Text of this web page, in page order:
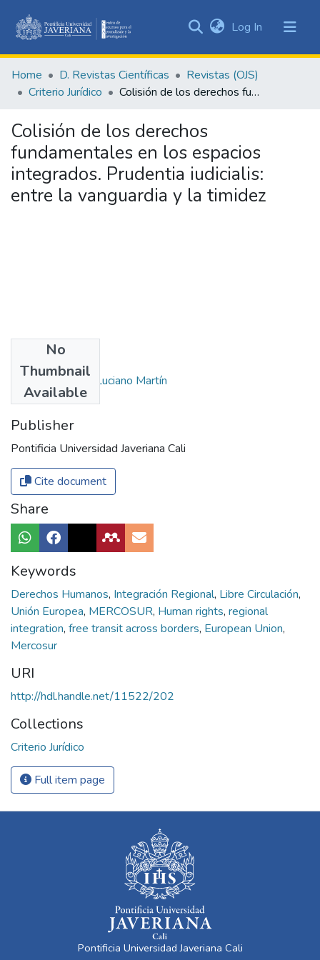
&
Collections
Statistics
Log In (current)
Home D. Revistas Científicas
Revistas (OJS)
Criterio Jurídico
Colisión de los derechos fundamentales en los espacios integrados. Prudentia iudicialis: entre la vanguardia y la timidez
Colisión de los derechos
fundamentales en los espacios
integrados. Prudentia iudicialis:
entre la vanguardia y la timidez
No
Thumbnail
Available
Authors
Donadio Linares, Luciano Martín
Publisher
Pontificia Universidad Javeriana Cali
Cite document
Share
Keywords
Derechos Humanos, Integración Regional, Libre Circulación,
Unión Europea, MERCOSUR, Human rights, regional
integration, free transit across borders, European Union,
Mercosur
URI
http://hdl.handle.net/11522/202
Collections
Criterio Jurídico
Full item page
Pontificia Universidad Javeriana Cali